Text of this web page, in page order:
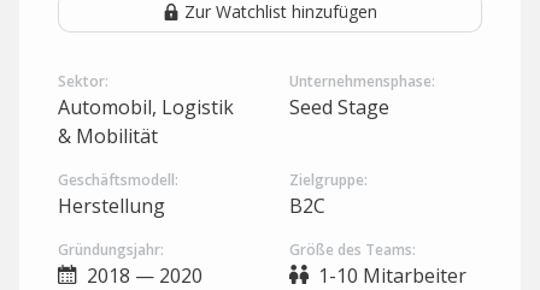
Zur Watchlist hinzufügen
Sektor:
Automobil, Logistik
& Mobilität
Unternehmensphase:
Seed Stage
Geschäftsmodell:
Herstellung
Zielgruppe:
B2C
Gründungsjahr:
2018 — 2020
Größe des Teams:
1-10 Mitarbeiter